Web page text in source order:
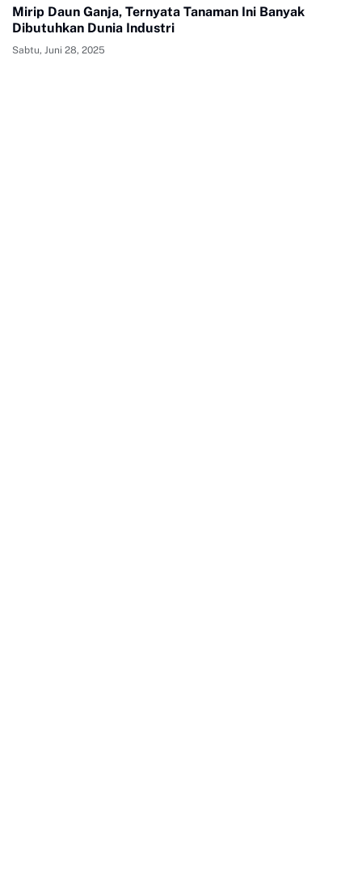
Mirip Daun Ganja, Ternyata Tanaman Ini Banyak
Dibutuhkan Dunia Industri
Sabtu, Juni 28, 2025